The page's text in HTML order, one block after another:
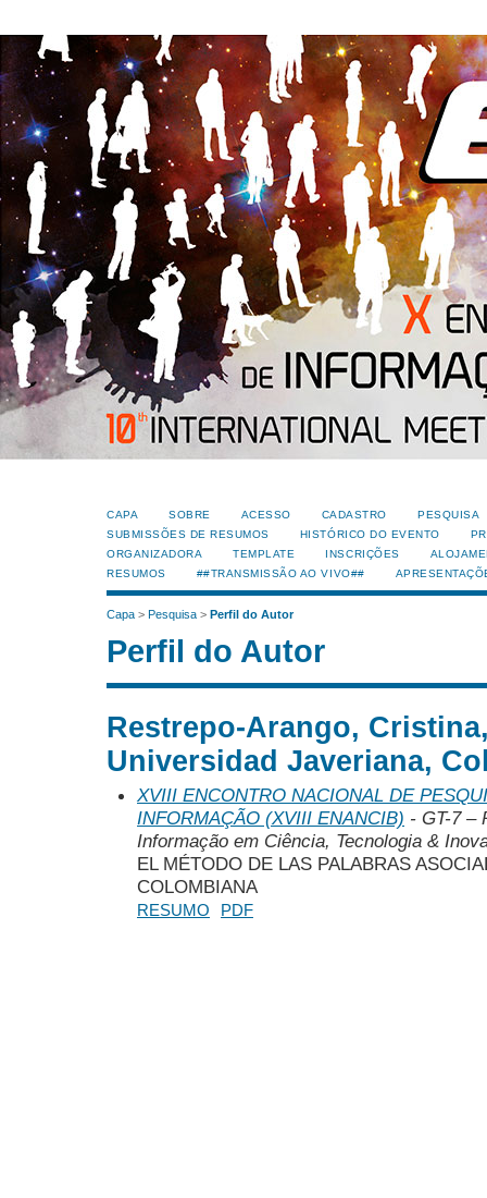
CAPA SOBRE ACESSO CADASTRO
PESQUISA
SUBMISSÕES DE RESUMOS
HISTÓRICO DO EVENTO
ORGANIZADORA
TEMPLATE INSCRIÇÕES
RESUMOS
##TRANSMISSÃO AO VIVO##
Capa > Pesquisa > Perfil do Autor
Perfil do Autor
Restrepo-Arango,
Universidad Javeriana,
XVIII ENCONTRO NACIONAL DE
INFORMAÇÃO (XVIII ENANCIB) - GT-7 –
Informação em Ciência, Tecnologia &
EL MÉTODO DE LAS PALABRAS
COLOMBIANA
RESUMO PDF